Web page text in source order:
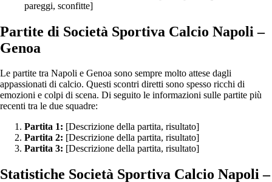
pareggi, sconfitte]
Partite di Società Sportiva Calcio Napoli –
Genoa
Le partite tra Napoli e Genoa sono sempre molto attese dagli
appassionati di calcio. Questi scontri diretti sono spesso ricchi di
emozioni e colpi di scena. Di seguito le informazioni sulle partite più
recenti tra le due squadre:
Partita 1: [Descrizione della partita, risultato]
Partita 2: [Descrizione della partita, risultato]
Partita 3: [Descrizione della partita, risultato]
Statistiche Società Sportiva Calcio Napoli –